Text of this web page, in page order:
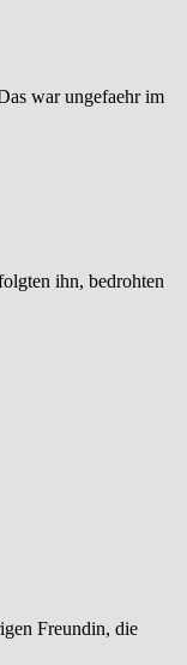
war ungefaehr im
ihn, bedrohten
Freundin, die